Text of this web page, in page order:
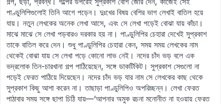
পাণ্ডুলিপিগুলোই তিনি আগে পড়েন। দুঃখের বিষয় বেশির ভাগ লেখাই বাতিল হয়ে
যায়। নতুন লেখকের অনেক লেখা আসে, এবং সে লেখা পড়েই বোঝা যায় কাঁচা।
মাঝে মাঝে সে লেখা পড়বারও দরকার হয় না। পাণ্ডুলিপির চেহারা দেখেই সুপ্রকাশ
তাকে বাতিল করে দেন। শুধু পাণ্ডুলিপির চেহারা কেন, সময় সময় লেখকের নাম
থেকেই বোঝা যায় সে লেখা পড়ে কোনো লাভ নেই। নদের চাঁদ ভড় বলে এক
ভদ্রলোক তিন-চারখানা গল্প পাঠিয়েছেন, সঙ্গে ডাকটিকিট। সুপ্রকাশ সেগুলো না
পড়েই ফেরত পাঠিয়ে দিয়েছেন। নদের চাঁদ ভড় যার নাম সে লেখকের কাছ থেকে
সুপ্রকাশ কিছু আশা করেন না। তাছাড়া পাণ্ডুলিপিও অপরিচ্ছন্ন। লেখা ফেরত
পাঠাবার সময় সঙ্গে ছাপা চিঠি যায়—‘আপনার অমুক রচনা মনোনীত না হওয়ায় ফেরত